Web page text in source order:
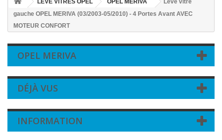
LEVE VITRES OPEL OPEL MERIVA
Leve vitre
gauche OPEL MERIVA (03/2003-05/2010) - 4 Portes Avant AVEC
MOTEUR CONFORT
OPEL MERIVA
DÉJÀ VUS
INFORMATION